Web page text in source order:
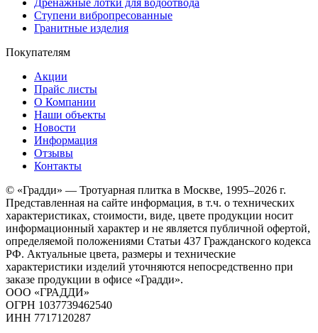
Дренажные лотки для водоотвода
Ступени вибропресованные
Гранитные изделия
Покупателям
Акции
Прайс листы
О Компании
Наши объекты
Новости
Информация
Отзывы
Контакты
© «Градди» — Тротуарная плитка в Москве, 1995–2026 г.
Представленная на сайте информация, в т.ч. о технических
характеристиках, стоимости, виде, цвете продукции носит
информационный характер и не является публичной офертой,
определяемой положениями Статьи 437 Гражданского кодекса
РФ. Актуальные цвета, размеры и технические
характеристики изделий уточняются непосредственно при
заказе продукции в офисе «Градди».
ООО «ГРАДДИ»
ОГРН 1037739462540
ИНН 7717120287